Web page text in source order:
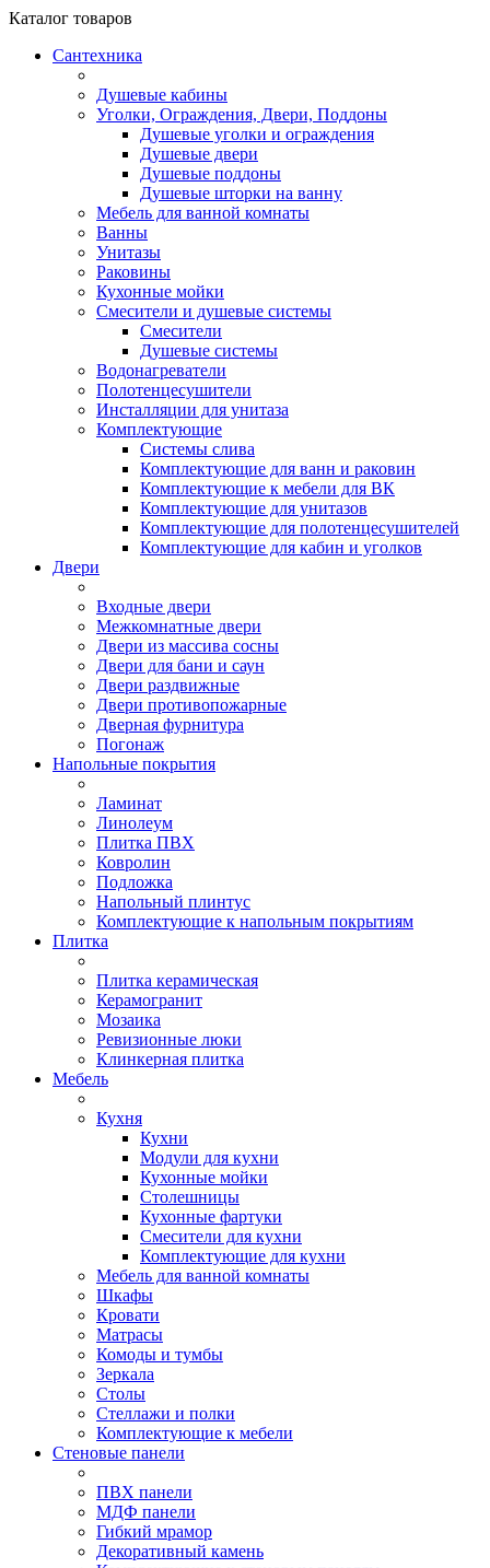
Каталог товаров
Сантехника
Душевые кабины
Уголки, Ограждения, Двери, Поддоны
Душевые уголки и ограждения
Душевые двери
Душевые поддоны
Душевые шторки на ванну
Мебель для ванной комнаты
Ванны
Унитазы
Раковины
Кухонные мойки
Смесители и душевые системы
Смесители
Душевые системы
Водонагреватели
Полотенцесушители
Инсталляции для унитаза
Комплектующие
Системы слива
Комплектующие для ванн и раковин
Комплектующие к мебели для ВК
Комплектующие для унитазов
Комплектующие для полотенцесушителей
Комплектующие для кабин и уголков
Двери
Входные двери
Межкомнатные двери
Двери из массива сосны
Двери для бани и саун
Двери раздвижные
Двери противопожарные
Дверная фурнитура
Погонаж
Напольные покрытия
Ламинат
Линолеум
Плитка ПВХ
Ковролин
Подложка
Напольный плинтус
Комплектующие к напольным покрытиям
Плитка
Плитка керамическая
Керамогранит
Мозаика
Ревизионные люки
Клинкерная плитка
Мебель
Кухня
Кухни
Модули для кухни
Кухонные мойки
Столешницы
Кухонные фартуки
Смесители для кухни
Комплектующие для кухни
Мебель для ванной комнаты
Шкафы
Кровати
Матрасы
Комоды и тумбы
Зеркала
Столы
Стеллажи и полки
Комплектующие к мебели
Стеновые панели
ПВХ панели
МДФ панели
Гибкий мрамор
Декоративный камень